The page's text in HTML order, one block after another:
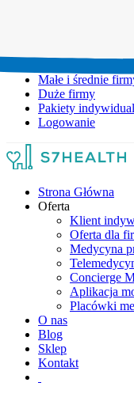
Małe i średnie
Duże firmy
Pakiety
Logowanie
Strona Główna
Oferta
Klient
Oferta dla
Medycyna
Concierge
Aplikacja
Placówki
O nas
Blog
Sklep
Kontakt